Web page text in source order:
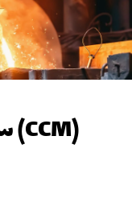
سیستم شمش‌ریزی مداوم (CCM)